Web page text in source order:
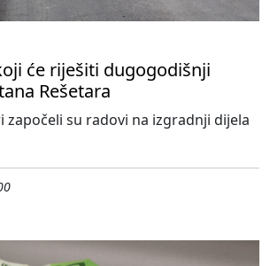
će riješiti dugogodišnji
Rešetara
započeli su radovi na izgradnji dijela